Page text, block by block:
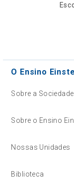
O Ensino
Sobre a Sociedade
Sobre o Ensino
Nossas Unidades
Biblioteca